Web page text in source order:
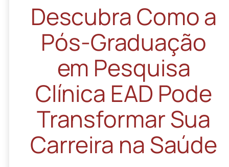
Descubra Como a
Pós-Graduação
em Pesquisa
Clínica EAD Pode
Transformar Sua
Carreira na Saúde